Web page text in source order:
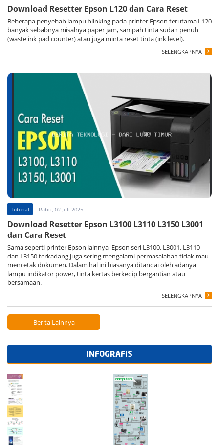
Download Resetter Epson L120 dan Cara Reset
Beberapa penyebab lampu blinking pada printer Epson terutama L120
banyak sebabnya misalnya paper jam, sampah tinta sudah penuh
(waste ink pad counter) atau juga minta reset tinta (ink level).
SELENGKAPNYA
Tutorial Rabu, 02 Juli 2025
Download Resetter Epson L3100 L3110 L3150 L3001
dan Cara Reset
Sama seperti printer Epson lainnya, Epson seri L3100, L3001, L3110
dan L3150 terkadang juga sering mengalami permasalahan tidak mau
mencetak dokumen. Dalam hal ini biasanya ditandai oleh adanya
lampu indikator power, tinta kertas berkedip bergantian atau
bersamaan.
SELENGKAPNYA
Berita Lainnya
INFOGRAFIS